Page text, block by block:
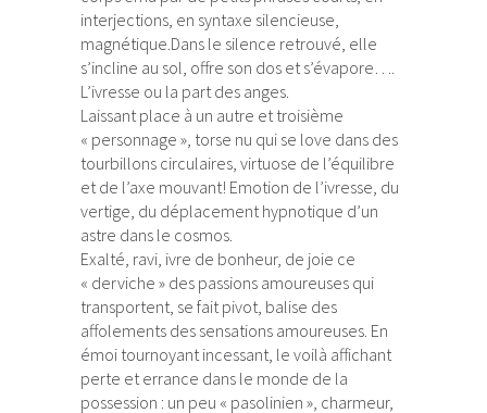
interjections, en syntaxe silencieuse,
magnétique.Dans le silence retrouvé, elle
s’incline au sol, offre son dos et s’évapore….
L’ivresse ou la part des anges.
Laissant place à un autre et troisième
« personnage », torse nu qui se love dans des
tourbillons circulaires, virtuose de l’équilibre
et de l’axe mouvant! Emotion de l’ivresse, du
vertige, du déplacement hypnotique d’un
astre dans le cosmos.
Exalté, ravi, ivre de bonheur, de joie ce
« derviche » des passions amoureuses qui
transportent, se fait pivot, balise des
affolements des sensations amoureuses. En
émoi tournoyant incessant, le voilà affichant
perte et errance dans le monde de la
possession : un peu « pasolinien », charmeur,